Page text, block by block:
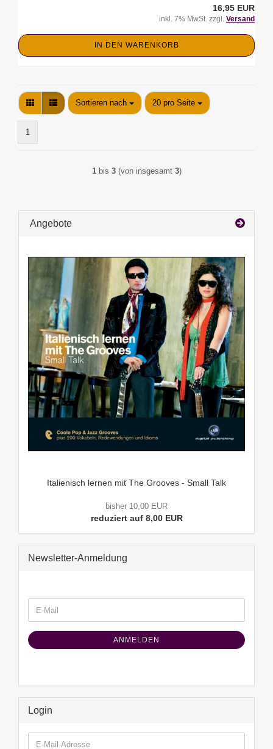
16,95 EUR
inkl. 7% MwSt. zzgl. Versand
IN DEN WARENKORB
Sortieren nach
Sortieren nach 20 pro Seite
pro Seite
1
1bis 3(von insgesamt 3)
Angebote
Italienisch lernen mit The Grooves - Small Talk
bisher 10,00 EUR
reduziert auf 8,00 EUR
Newsletter-Anmeldung
ZUR
ANMELDUNG
E-
Mail
ANMELDEN
Login
E-